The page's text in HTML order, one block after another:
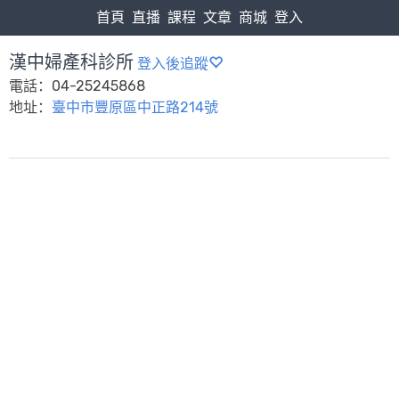
首頁 直播 課程 文章 商城 登入
漢中婦產科診所 登入後追蹤
電話：04-25245868
地址： 臺中市豐原區中正路214號